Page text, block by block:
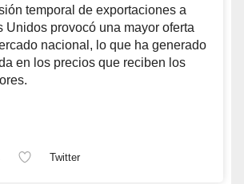
temporal de exportaciones a
Unidos provocó una mayor oferta
nacional, lo que ha generado
en los precios que reciben los
Twitter